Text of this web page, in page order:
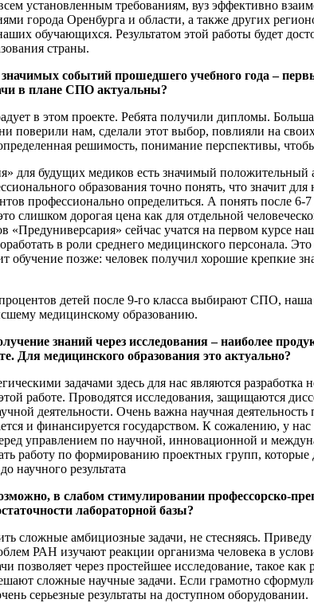
установленным требованиям, вуз эффективно
города Оренбурга и области, а также других
обучающихся. Результатом этой работы будет
страны.
событий прошедшего учебного года –
в плане СПО актуальны?
в этом проекте. Ребята получили дипломы.
поверили нам, сделали этот выбор, повлияли на
решимость, понимание перспективы,
для будущих медиков есть значимый положительный
образования точно понять, что значит
профессионально определиться. А понять после 6-
слишком дорогая цена как для отдельной
«Предуниверсария» сейчас учатся на первом курсе
в роли среднего медицинского персонала.
обучение позже: человек получил хорошие крепкие
детей после 9-го класса выбирают СПО,
медицинскому образованию.
знаний через исследования – наиболее
Для медицинского образования это актуально?
задачами здесь для нас являются разработка
работе. Проводятся исследования, защищаются
деятельности. Очень важна научная
и финансируется государством. К сожалению, у
управлением по научной, инновационной и
работу по формированию проектных групп,
научного результата
в слабом стимулировании профессорско-
лабораторной базы?
сложные амбициозные задачи, не стесняясь.
РАН изучают реакции организма человека в
позволяет через простейшее исследование, такое
сложные научные задачи. Если грамотно
серьезные результаты на доступном оборудовании.